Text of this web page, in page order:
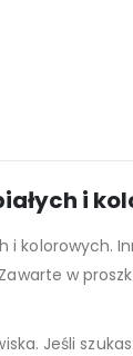
i
i kolorowych.
w
Jeśli